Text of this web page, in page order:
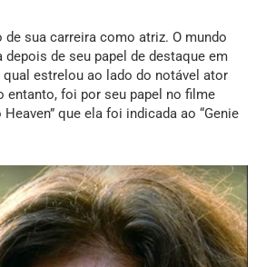
sua carreira como atriz. O mundo
depois de seu papel de destaque em
qual estrelou ao lado do notável ator
entanto, foi por seu papel no filme
que ela foi indicada ao “Genie